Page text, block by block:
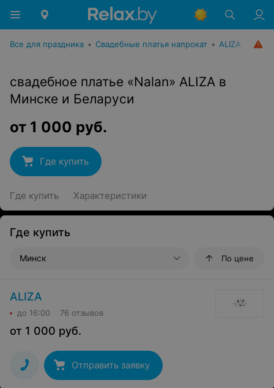
Все для праздника • Свадебные платья напрокат • ALIZA
свадебное платье «Nalan» ALIZA в
Минске и Беларуси
от 1 000 руб.
Где купить
Где купить Характеристики
Где купить
Минск По цене
ALIZA
до 16:00 76 отзывов
от 1 000 руб.
Отправить заявку